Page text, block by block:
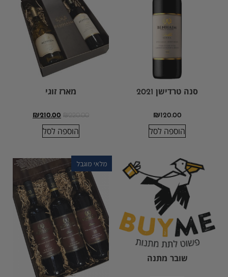
סנה טרדישן 2021
₪120.00
הוספה לסל
מארז זוגי
₪220.00
₪210.00
הוספה לסל
שובר מתנה
מלאי מוגבל